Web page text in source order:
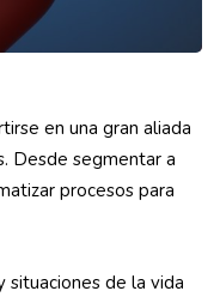
en una gran aliada
Desde segmentar a
procesos para
situaciones de la vida